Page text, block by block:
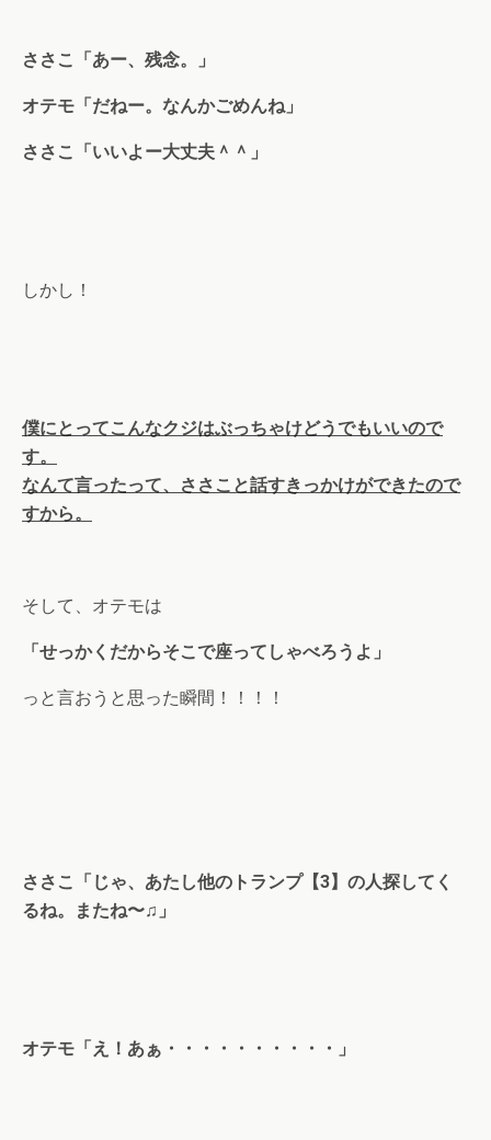
ささこ「あー、残念。」
オテモ「だねー。なんかごめんね」
ささこ「いいよー大丈夫＾＾」
しかし！
僕にとってこんなクジはぶっちゃけどうでもいいので
す。
なんて言ったって、ささこと話すきっかけができたので
すから。
そして、オテモは
「せっかくだからそこで座ってしゃべろうよ」
っと言おうと思った瞬間！！！！
ささこ「じゃ、あたし他のトランプ【3】の人探してく
るね。またね〜♫」
オテモ「え！あぁ・・・・・・・・・・」